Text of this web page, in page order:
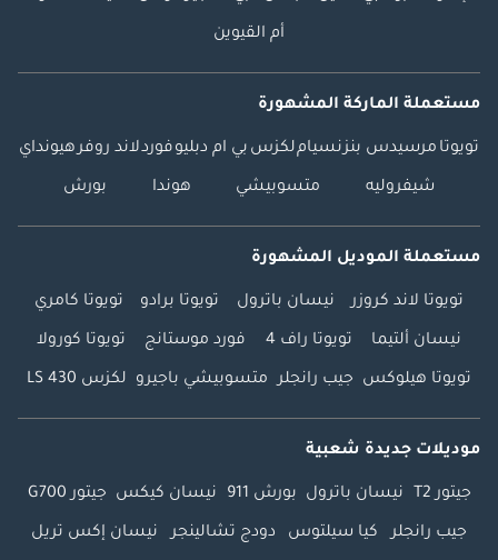
أم القيوين
مستعملة الماركة المشهورة
تويوتا مرسيدس بنزنسياملكزس بي ام دبليوفوردلاند روفرهيونداي
شيفروليه متسوبيشي هوندا بورش
مستعملة الموديل المشهورة
تويوتا لاند كروزر نيسان باترول تويوتا برادو تويوتا كامري
نيسان ألتيما تويوتا راف 4 فورد موستانج تويوتا كورولا
تويوتا هيلوكس جيب رانجلر متسوبيشي باجيرو لكزس LS 430
موديلات جديدة شعبية
جيتور T2 نيسان باترول بورش 911 نيسان كيكس جيتور G700
جيب رانجلر كيا سيلتوس دودج تشالينجر نيسان إكس تريل